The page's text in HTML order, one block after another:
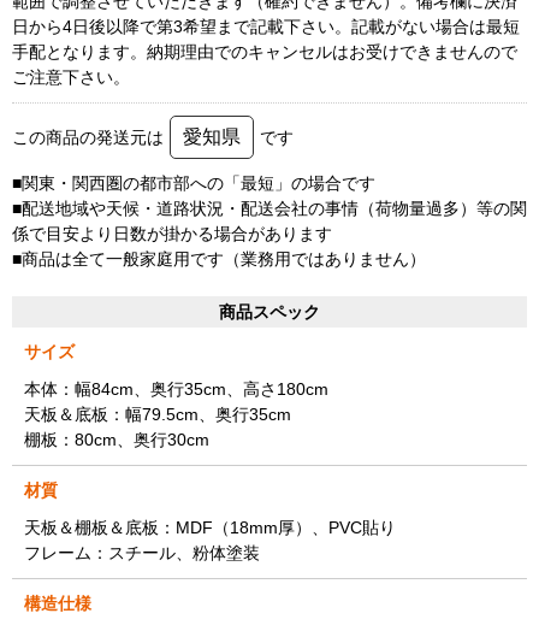
日から4日後以降で第3希望まで記載下さい。記載がない場合は最短
手配となります。納期理由でのキャンセルはお受けできませんので
ご注意下さい。
この商品の発送元は 愛知県 です
■関東・関西圏の都市部への「最短」の場合です
■配送地域や天候・道路状況・配送会社の事情（荷物量過多）等の関
係で目安より日数が掛かる場合があります
■商品は全て一般家庭用です（業務用ではありません）
商品スペック
サイズ
本体：幅84cm、奥行35cm、高さ180cm
天板＆底板：幅79.5cm、奥行35cm
棚板：80cm、奥行30cm
材質
天板＆棚板＆底板：MDF（18mm厚）、PVC貼り
フレーム：スチール、粉体塗装
構造仕様